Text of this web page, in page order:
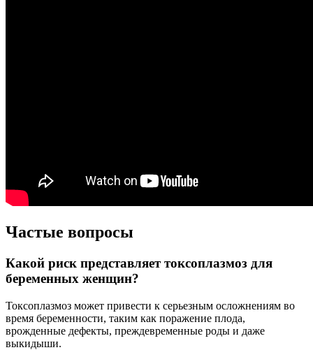
Частые вопросы
Какой риск представляет токсоплазмоз для
беременных женщин?
Токсоплазмоз может привести к серьезным осложнениям во
время беременности, таким как поражение плода,
врожденные дефекты, преждевременные роды и даже
выкидыши.